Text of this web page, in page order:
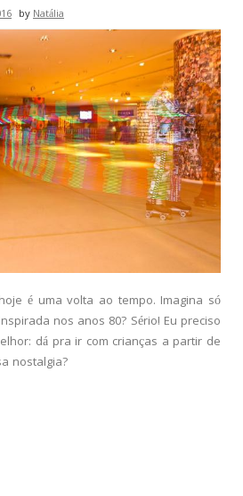
byNatália
é uma volta ao tempo. Imagina só
nos anos 80? Sério! Eu preciso
dá pra ir com crianças a partir de
nostalgia?